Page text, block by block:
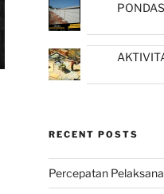
RECENT POSTS
Percepatan